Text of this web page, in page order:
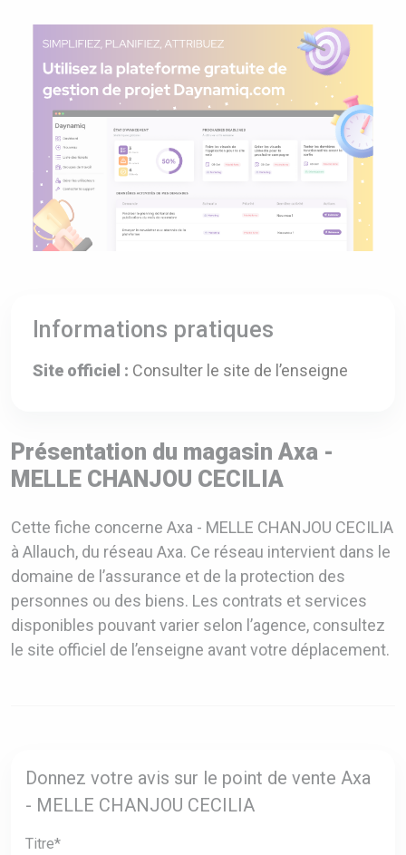
Informations pratiques
Site officiel : Consulter le site de l’enseigne
Présentation du magasin Axa -
MELLE CHANJOU CECILIA
Cette fiche concerne Axa - MELLE CHANJOU CECILIA
à Allauch, du réseau Axa. Ce réseau intervient dans le
domaine de l’assurance et de la protection des
personnes ou des biens. Les contrats et services
disponibles pouvant varier selon l’agence, consultez
le site officiel de l’enseigne avant votre déplacement.
Donnez votre avis sur le point de vente Axa
- MELLE CHANJOU CECILIA
Titre*